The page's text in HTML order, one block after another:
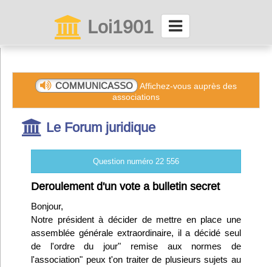
Loi1901
Connexion
Abonnez-vous à LettrAsso
Menu général
ServiceAsso
Partager
VieAsso
COMMUNICASSO
Affichez-vous auprès des
associations
Le Forum juridique
Question numéro 22 556
Deroulement d'un vote a bulletin secret
Bonjour,
Notre président à décider de mettre en place une
assemblée générale extraordinaire, il a décidé seul
de l'ordre du jour" remise aux normes de
l'association" peux t'on traiter de plusieurs sujets au